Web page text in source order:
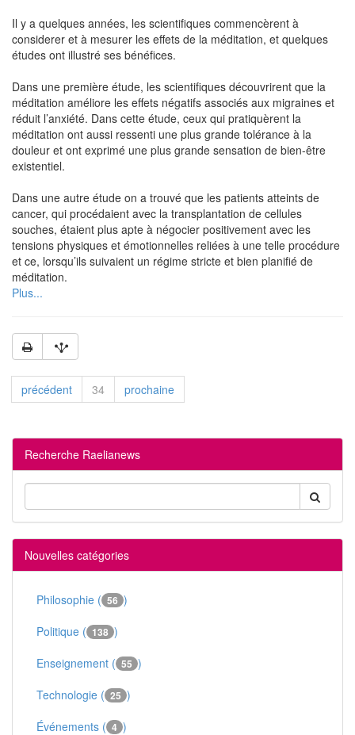
Il y a quelques années, les scientifiques commencèrent à
considerer et à mesurer les effets de la méditation, et quelques
études ont illustré ses bénéfices.
Dans une première étude, les scientifiques découvrirent que la
méditation améliore les effets négatifs associés aux migraines et
réduit l’anxiété. Dans cette étude, ceux qui pratiquèrent la
méditation ont aussi ressenti une plus grande tolérance à la
douleur et ont exprimé une plus grande sensation de bien-être
existentiel.
Dans une autre étude on a trouvé que les patients atteints de
cancer, qui procédaient avec la transplantation de cellules
souches, étaient plus apte à négocier positivement avec les
tensions physiques et émotionnelles reliées à une telle procédure
et ce, lorsqu’ils suivaient un régime stricte et bien planifié de
méditation.
Plus...
précédent 34 prochaine
Recherche Raelianews
Nouvelles catégories
Philosophie ( 56 )
Politique ( 138 )
Enseignement ( 55 )
Technologie ( 25 )
Événements ( 4 )